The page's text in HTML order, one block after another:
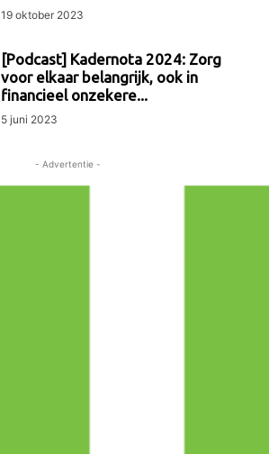
19 oktober 2023
[Podcast] Kadernota 2024: Zorg
voor elkaar belangrijk, ook in
financieel onzekere...
5 juni 2023
- Advertentie -